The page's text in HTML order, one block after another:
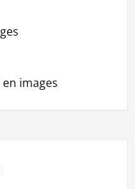
images